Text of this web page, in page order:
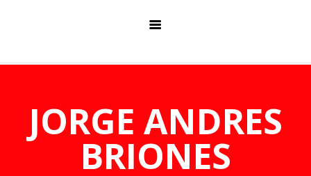
Servicios
Eventos
JORGE ANDRES
BRIONES